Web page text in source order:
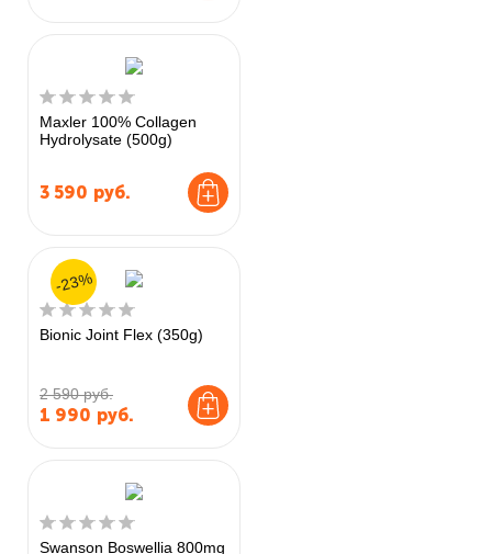
Maxler 100% Collagen
Hydrolysate (500g)
3 590 руб.
Bionic Joint Flex (350g)
2 590 руб.
1 990 руб.
-23%
Swanson Boswellia 800mg